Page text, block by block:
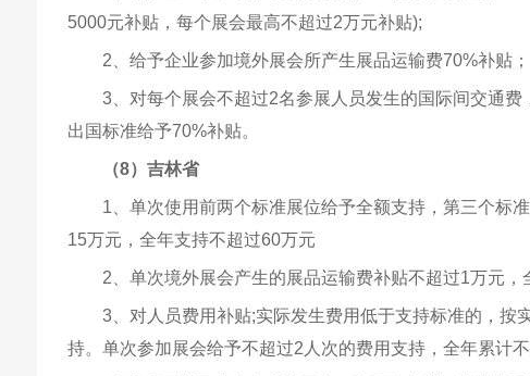
5000元补贴，每个展会最高不超过2万元补贴);
2、给予企业参加境外展会所产生展品运输费70%补贴；
3、对每个展会不超过2名参展人员发生的国际间交通
出国标准给予70%补贴。
（8）吉林省
1、单次使用前两个标准展位给予全额支持，第三个标
15万元，全年支持不超过60万元
2、单次境外展会产生的展品运输费补贴不超过1万元，
3、对人员费用补贴;实际发生费用低于支持标准的，按
持。单次参加展会给予不超过2人次的费用支持，全年累计